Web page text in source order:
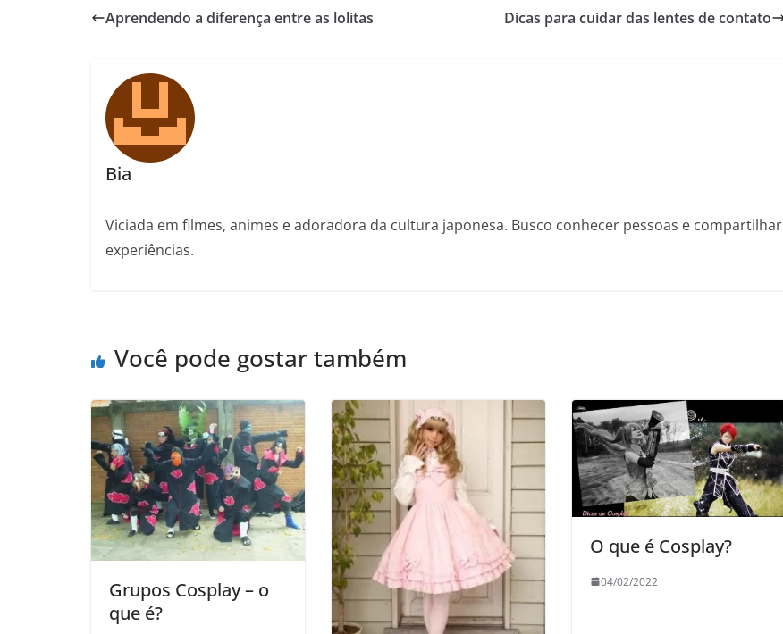
Aprendendo a diferença entre as lolitas Dicas para cuidar das lentes de contato
Bia
Viciada em filmes, animes e adoradora da cultura japonesa. Busco conhecer pessoas e compartilhar
experiências.
Você pode gostar também
Grupos Cosplay – o
que é?
O que é Cosplay?
04/02/2022